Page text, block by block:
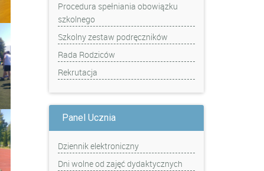
Procedura spełniania obowiązku
szkolnego
Szkolny zestaw podręczników
Rada Rodziców
Rekrutacja
Panel Ucznia
Dziennik elektroniczny
Dni wolne od zajęć dydaktycznych